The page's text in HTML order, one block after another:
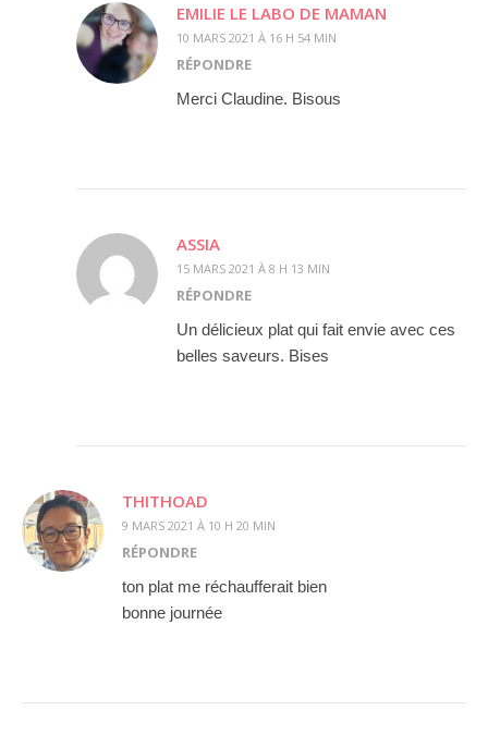
EMILIE LE LABO DE MAMAN
10 MARS 2021 À 16 H 54 MIN
RÉPONDRE
Merci Claudine. Bisous
ASSIA
15 MARS 2021 À 8 H 13 MIN
RÉPONDRE
Un délicieux plat qui fait envie avec ces
belles saveurs. Bises
THITHOAD
9 MARS 2021 À 10 H 20 MIN
RÉPONDRE
ton plat me réchaufferait bien
bonne journée